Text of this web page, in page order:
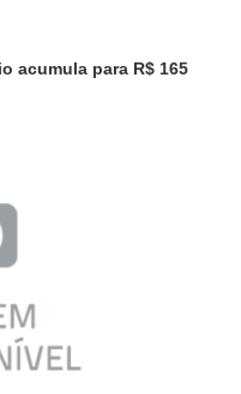
acumula para R$ 165